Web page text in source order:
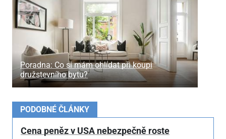
Poradna: Co si mám ohlídat při koupi
družstevního bytu?
PODOBNÉ ČLÁNKY
Cena peněz v USA nebezpečně roste